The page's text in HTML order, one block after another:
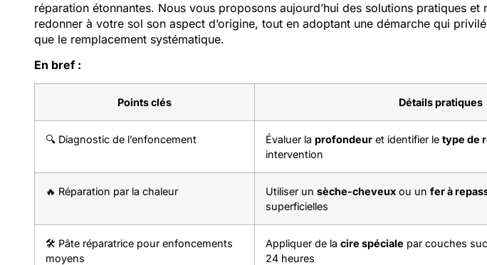
réparation étonnantes. Nous vous proposons aujourd’hui des solutions pratiques et
redonner à votre sol son aspect d’origine, tout en adoptant une démarche qui
que le remplacement systématique.
En bref :
Points clés Détails pratiques
🔍 Diagnostic de l’enfoncement Évaluer la profondeur et identifier le type de
intervention
🔥 Réparation par la chaleur Utiliser un sèche-cheveux ou un fer à
superficielles
🛠️ Pâte réparatrice pour enfoncements
moyens
Appliquer de la cire spéciale par couches
24 heures